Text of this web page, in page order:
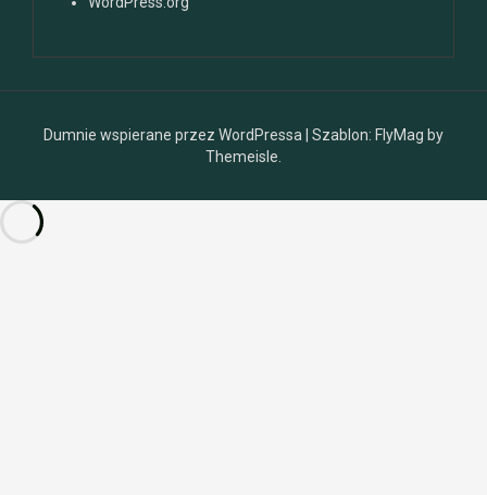
Dumnie wspierane przez WordPressa Szablon: FlyMag by
Themeisle.